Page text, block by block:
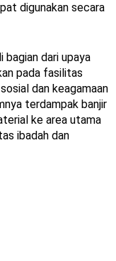
digunakan secara
dari upaya
pada fasilitas
dan keagamaan
terdampak banjir
ke area utama
ibadah dan